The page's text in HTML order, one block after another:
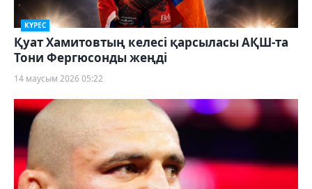
КҮРЕС
Қуат Хамитовтың келесі қарсыласы АҚШ-та
Тони Фергюсонды жеңді
14 маусым 2026 05:22